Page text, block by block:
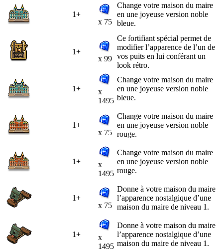
1+
x 75
Change votre maison du maire
en une joyeuse version noble
bleue.
1+
x 99
Ce fortifiant spécial permet de
modifier l’apparence de l’un de
vos puits en lui conférant un
look rétro.
1+
x
1495
Change votre maison du maire
en une joyeuse version noble
bleue.
1+
x 75
Change votre maison du maire
en une joyeuse version noble
rouge.
1+
x
1495
Change votre maison du maire
en une joyeuse version noble
rouge.
1+
x 75
Donne à votre maison du maire
l’apparence nostalgique d’une
maison du maire de niveau 1.
1+
x
1495
Donne à votre maison du maire
l’apparence nostalgique d’une
maison du maire de niveau 1.